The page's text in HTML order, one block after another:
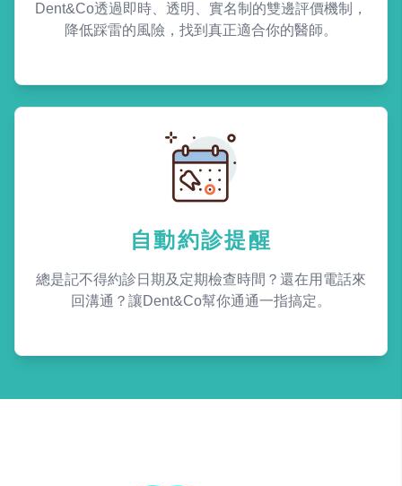
Dent&Co透過即時、透明、實名制的雙邊評價機制，
降低踩雷的風險，找到真正適合你的醫師。
自動約診提醒
總是記不得約診日期及定期檢查時間？還在用電話來
回溝通？讓Dent&Co幫你通通一指搞定。